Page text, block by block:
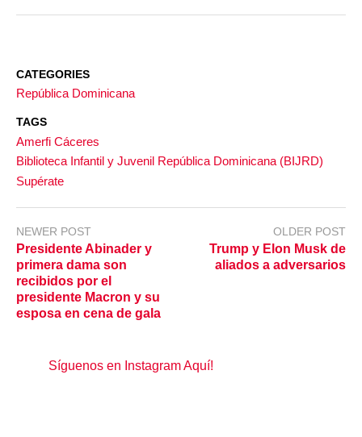
CATEGORIES
República Dominicana
TAGS
Amerfi Cáceres
Biblioteca Infantil y Juvenil República Dominicana (BIJRD)
Supérate
NEWER POST
Presidente Abinader y
primera dama son
recibidos por el
presidente Macron y su
esposa en cena de gala
OLDER POST
Trump y Elon Musk de
aliados a adversarios
Síguenos en Instagram Aquí!